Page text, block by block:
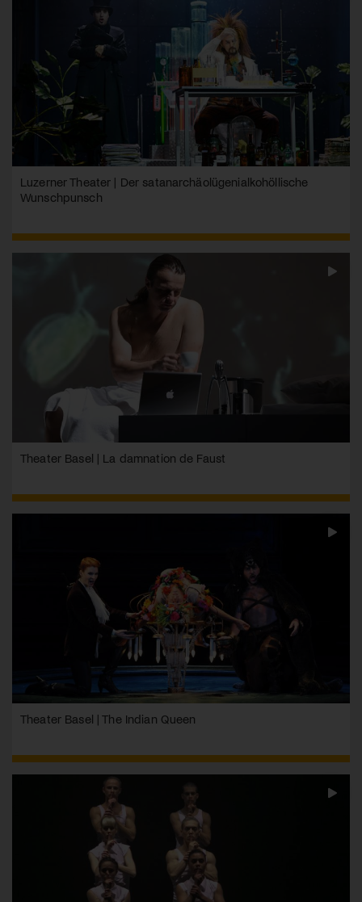
Luzerner Theater | Der satanarchäolügenialko­höllische
Wunschpunsch
Theater Basel | La damnation de Faust
Theater Basel | The Indian Queen